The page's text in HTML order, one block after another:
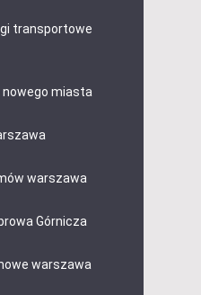
transportowe
miasta
warszawa
Górnicza
warszawa